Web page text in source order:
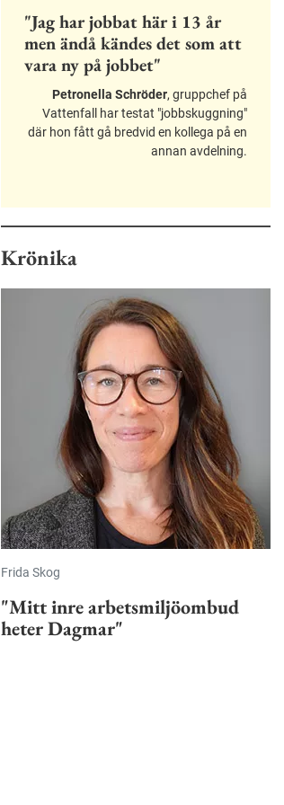
"Jag har jobbat här i 13 år
men ändå kändes det som att
vara ny på jobbet"
Petronella Schröder, gruppchef på
Vattenfall har testat "jobbskuggning"
där hon fått gå bredvid en kollega på en
annan avdelning.
Krönika
Frida Skog
"Mitt inre arbetsmiljöombud
heter Dagmar"